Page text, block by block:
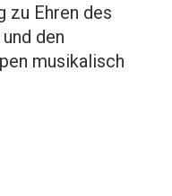
zu Ehren des
den
musikalisch